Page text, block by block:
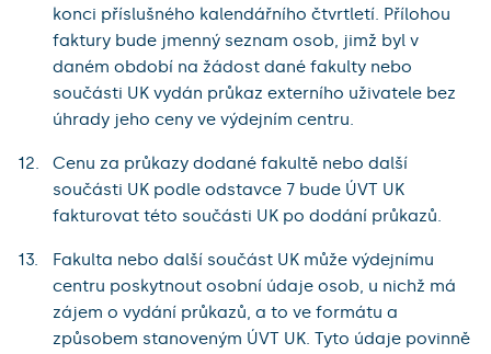
konci příslušného kalendářního čtvrtletí. Přílohou
faktury bude jmenný seznam osob, jimž byl v
daném období na žádost dané fakulty nebo
součásti UK vydán průkaz externího uživatele bez
úhrady jeho ceny ve výdejním centru.
Cenu za průkazy dodané fakultě nebo další
součásti UK podle odstavce 7 bude ÚVT UK
fakturovat této součásti UK po dodání průkazů.
Fakulta nebo další součást UK může výdejnímu
centru poskytnout osobní údaje osob, u nichž má
zájem o vydání průkazů, a to ve formátu a
způsobem stanoveným ÚVT UK. Tyto údaje povinně